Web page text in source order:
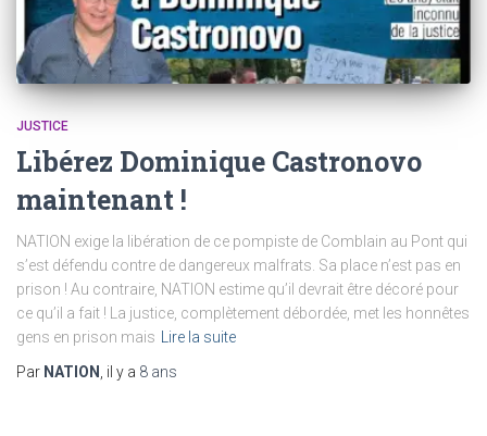
JUSTICE
Libérez Dominique Castronovo
maintenant !
NATION exige la libération de ce pompiste de Comblain au Pont qui
s’est défendu contre de dangereux malfrats. Sa place n’est pas en
prison ! Au contraire, NATION estime qu’il devrait être décoré pour
ce qu’il a fait ! La justice, complètement débordée, met les honnêtes
gens en prison mais
Lire la suite
Par NATION , il y a 8 ans